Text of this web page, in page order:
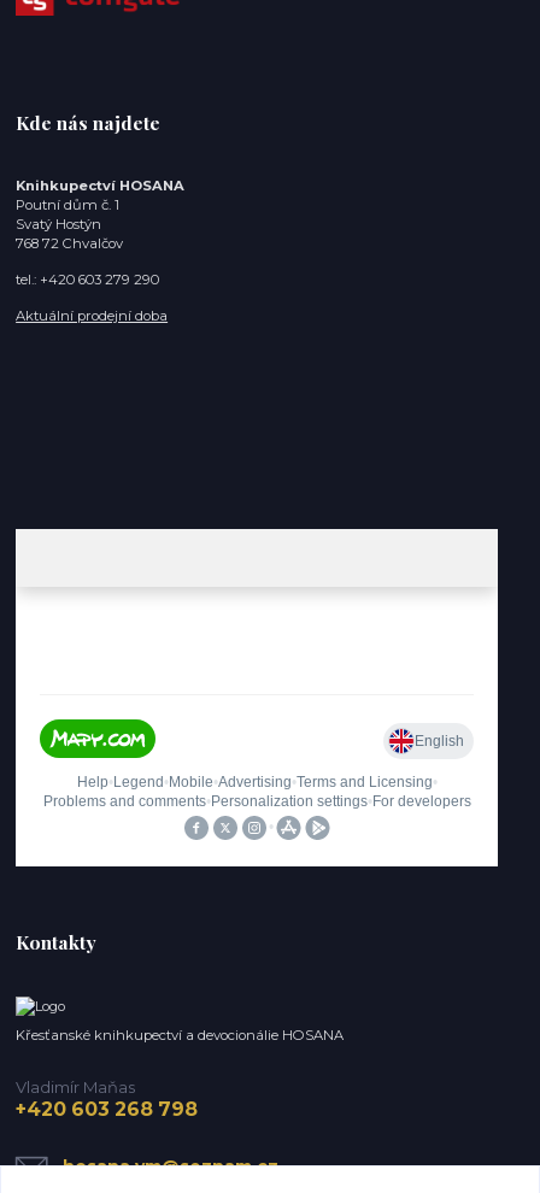
Kde nás najdete
Knihkupectví HOSANA
Poutní dům č. 1
Svatý Hostýn
768 72 Chvalčov
tel.: +420 603 279 290
Aktuální prodejní doba
Kontakty
Křesťanské knihkupectví a devocionálie HOSANA
Vladimír Maňas
+420 603 268 798
hosana.vm@seznam.cz